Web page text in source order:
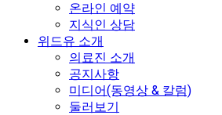
온라인 예약
지식인 상담
위드유 소개
의료진 소개
공지사항
미디어(동영상 & 칼럼)
둘러보기